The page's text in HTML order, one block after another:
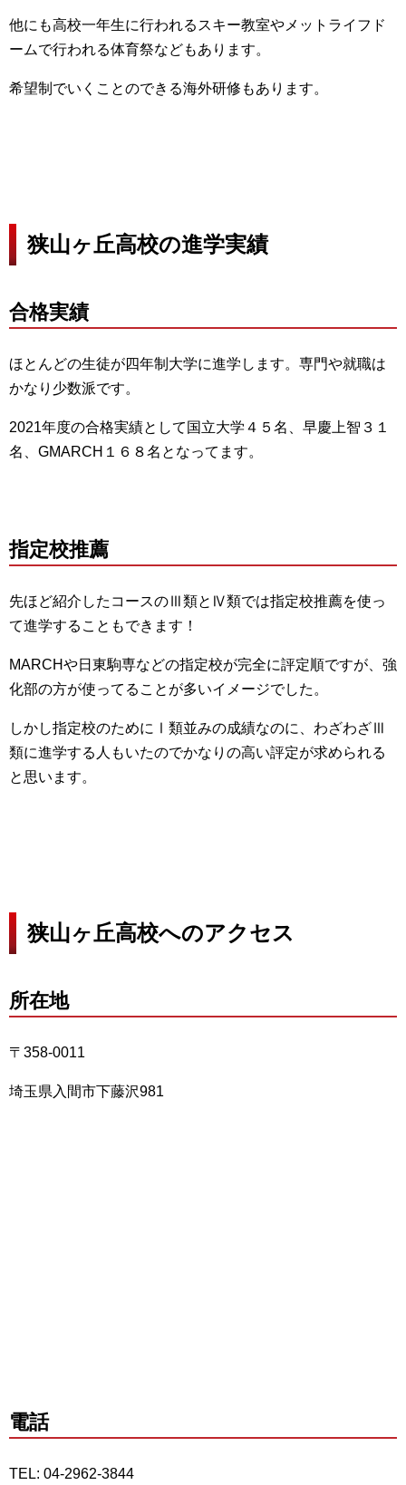
他にも高校一年生に行われるスキー教室やメットライフド
ームで行われる体育祭などもあります。
希望制でいくことのできる海外研修もあります。
狭山ヶ丘高校の進学実績
合格実績
ほとんどの生徒が四年制大学に進学します。専門や就職は
かなり少数派です。
2021年度の合格実績として国立大学４５名、早慶上智３１
名、GMARCH１６８名となってます。
指定校推薦
先ほど紹介したコースのⅢ類とⅣ類では指定校推薦を使っ
て進学することもできます！
MARCHや日東駒専などの指定校が完全に評定順ですが、強
化部の方が使ってることが多いイメージでした。
しかし指定校のためにⅠ類並みの成績なのに、わざわざⅢ
類に進学する人もいたのでかなりの高い評定が求められる
と思います。
狭山ヶ丘高校へのアクセス
所在地
〒358-0011
埼玉県入間市下藤沢981
電話
TEL: 04-2962-3844